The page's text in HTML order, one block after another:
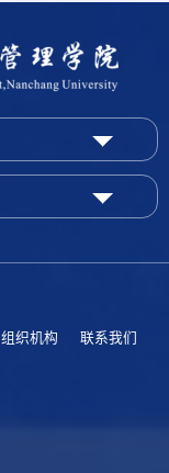
组织机构 联系我们